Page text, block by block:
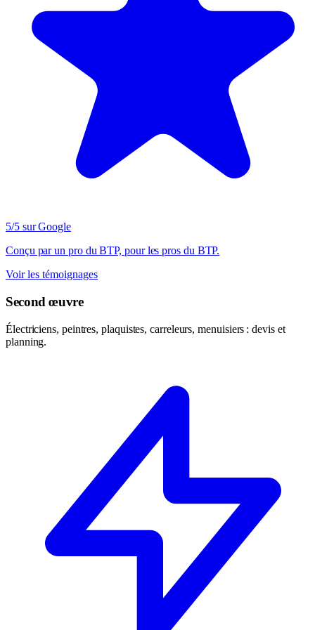
5/5 sur Google
Conçu par un pro du BTP, pour les pros du BTP.
Voir les témoignages
Second œuvre
Électriciens, peintres, plaquistes, carreleurs, menuisiers : devis et
planning.